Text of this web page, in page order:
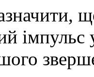
імпульс